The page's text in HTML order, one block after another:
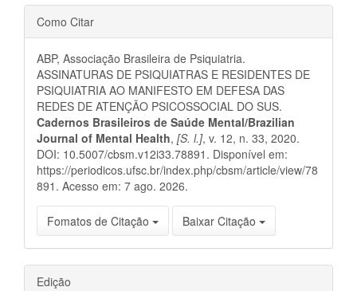
artigo
principal
Detalhes
do
artigo
Como Citar
ABP, Associação Brasileira de Psiquiatria.
ASSINATURAS DE PSIQUIATRAS E RESIDENTES DE
PSIQUIATRIA AO MANIFESTO EM DEFESA DAS
REDES DE ATENÇÃO PSICOSSOCIAL DO SUS.
Cadernos Brasileiros de Saúde Mental/Brazilian
Journal of Mental Health, [S. l.], v. 12, n. 33, 2020.
DOI: 10.5007/cbsm.v12i33.78891. Disponível em:
https://periodicos.ufsc.br/index.php/cbsm/article/view/78
891. Acesso em: 7 ago. 2026.
Fomatos de Citação Baixar Citação
Edição